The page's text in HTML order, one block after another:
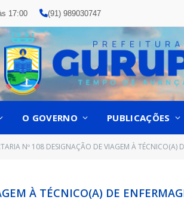
17:00 (91) 989030747
O GOVERNO PUBLICAÇÕES
Nº 108 DESIGNAÇÃO DE VIAGEM À TÉCNICO(A)
À TÉCNICO(A) DE